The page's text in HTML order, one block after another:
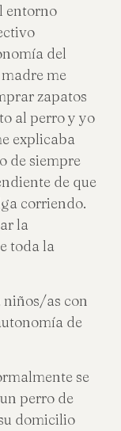
entorno
del
me
zapatos
al perro y yo
explicaba
de siempre
de que
corriendo.
la
toda la
niños/as con
de
se
perro de
domicilio